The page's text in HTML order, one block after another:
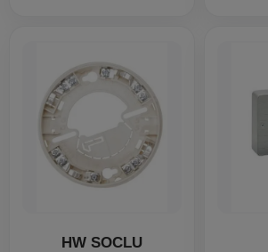
HW SOCLU